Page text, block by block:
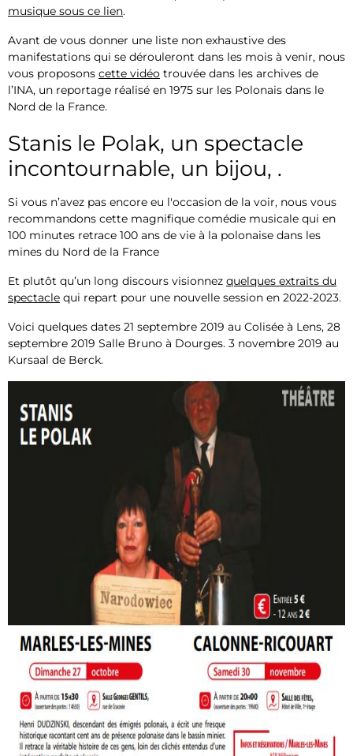
musique sous ce lien.
Avant de vous donner une liste non exhaustive des
manifestations qui se dérouleront dans les mois à venir, nous
vous proposons cette vidéo trouvée dans les archives de
l’INA, un reportage réalisé en 1975 sur les Polonais dans le
Nord de la France.
Stanis le Polak, un spectacle
incontournable, un bijou, .
Si vous n’avez pas encore eu l'occasion de la voir, nous vous
recommandons cette magnifique comédie musicale qui en
100 minutes retrace 100 ans de vie à la polonaise dans les
mines du Nord de la France
Et plutôt qu’un long discours visionnez quelques extraits du
spectacle qui repart pour une nouvelle session en 2022-2023.
Voici quelques dates 21 septembre 2019 au Colisée à Lens, 28
septembre 2019 Salle Bruno à Dourges. 3 novembre 2019 au
Kursaal de Berck.